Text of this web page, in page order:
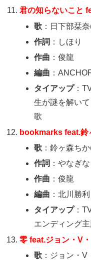
君の知らないこと
歌 ：日下部栞
作詞 ：しほり
作曲 ：俊龍
編曲 ：
タイアップ：
生が謎を解い
歌
bookmarks feat.鈴
歌 ：鈴ヶ森ち
作詞 ：やなぎ
作曲 ：俊龍
編曲 ：北川勝利
タイアップ：
エンディング
零 feat.ジョン・V
歌 ：ジョン・